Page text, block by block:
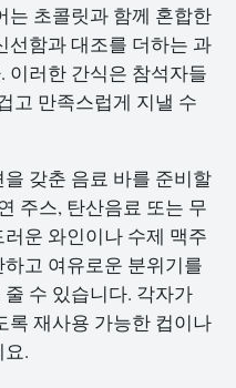
는 초콜릿과 함께 혼합한
선함과 대조를 더하는 과
이러한 간식은 참석자들
고 만족스럽게 지낼 수
갖춘 음료 바를 준비할
주스, 탄산음료 또는 무
운 와인이나 수제 맥주
고 여유로운 분위기를
수 있습니다. 각자가
록 재사용 가능한 컵이나
.